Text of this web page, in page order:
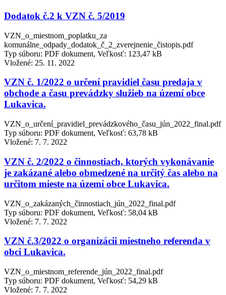
Dodatok č.2 k VZN č. 5/2019
VZN_o_miestnom_poplatku_za
komunálne_odpady_dodatok_č_2_zverejnenie_čistopis.pdf
Typ súboru: PDF dokument, Veľkosť: 123,47 kB
Vložené: 25. 11. 2022
VZN č. 1/2022 o určení pravidiel času predaja v
obchode a času prevádzky služieb na území obce
Lukavica.
VZN_o_určení_pravidiel_prevádzkového_času_jún_2022_final.pdf
Typ súboru: PDF dokument, Veľkosť: 63,78 kB
Vložené: 7. 7. 2022
VZN č. 2/2022 o činnostiach, ktorých vykonávanie
je zakázané alebo obmedzené na určitý čas alebo na
určitom mieste na území obce Lukavica.
VZN_o_zakázaných_činnostiach_jún_2022_final.pdf
Typ súboru: PDF dokument, Veľkosť: 58,04 kB
Vložené: 7. 7. 2022
VZN č.3/2022 o organizácii miestneho referenda v
obci Lukavica.
VZN_o_miestnom_referende_jún_2022_final.pdf
Typ súboru: PDF dokument, Veľkosť: 54,29 kB
Vložené: 7. 7. 2022